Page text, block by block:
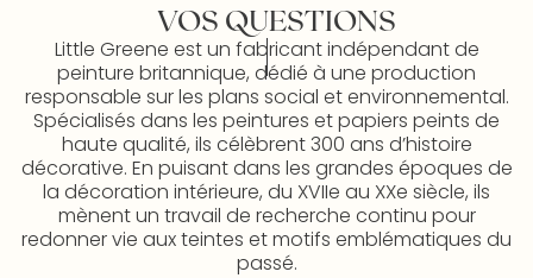
VOS QUESTIONS
Little Greene est un fabricant indépendant de
peinture britannique, dédié à une production
responsable sur les plans social et environnemental.
Spécialisés dans les peintures et papiers peints de
haute qualité, ils célèbrent 300 ans d’histoire
décorative. En puisant dans les grandes époques de
la décoration intérieure, du XVIIe au XXe siècle, ils
mènent un travail de recherche continu pour
redonner vie aux teintes et motifs emblématiques du
passé.